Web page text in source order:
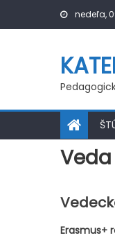
nedeľa,
Erasmus+